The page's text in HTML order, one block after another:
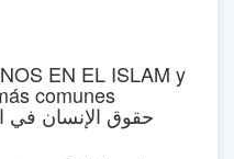
EN EL ISLAM y
comunes